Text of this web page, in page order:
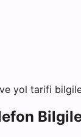
yol tarifi